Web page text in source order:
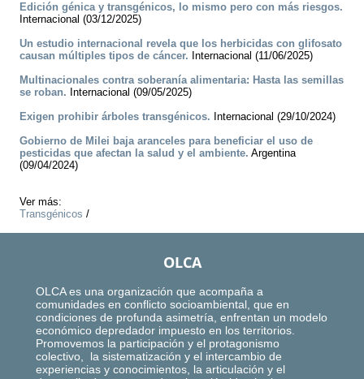
Edición génica y transgénicos, lo mismo pero con más riesgos.
Internacional (03/12/2025)
Un estudio internacional revela que los herbicidas con glifosato
causan múltiples tipos de cáncer. Internacional (11/06/2025)
Multinacionales contra soberanía alimentaria: Hasta las semillas
se roban. Internacional (09/05/2025)
Exigen prohibir árboles transgénicos. Internacional (29/10/2024)
Gobierno de Milei baja aranceles para beneficiar el uso de
pesticidas que afectan la salud y el ambiente. Argentina
(09/04/2024)
Ver más:
Transgénicos /
OLCA
OLCA es una organización que acompaña a
comunidades en conflicto socioambiental, que en
condiciones de profunda asimetría, enfrentan un modelo
económico depredador impuesto en los territorios.
Promovemos la participación y el protagonismo
colectivo, la sistematización y el intercambio de
experiencias y conocimientos, la articulación y el